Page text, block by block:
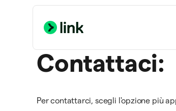
Contattaci:
Per contattarci, scegli l'opzione più